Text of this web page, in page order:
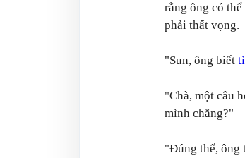
rằng ông có
phải thất vọng.
"Sun, ông biết
"Chà, một câu
mình chăng?"
"Đúng thế, ông